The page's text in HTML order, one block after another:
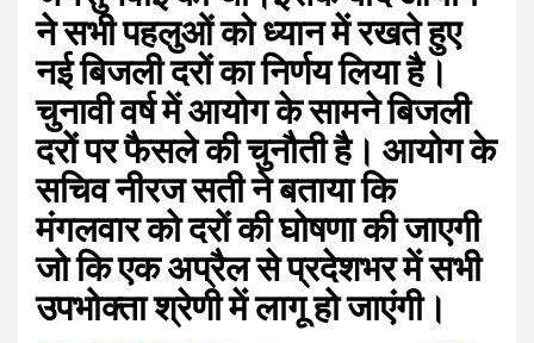
ने सभी पहलुओं को ध्यान में रखते हुए
नई बिजली दरों का निर्णय लिया है।
चुनावी वर्ष में आयोग के सामने बिजली
दरों पर फैसले की चुनौती है। आयोग के
सचिव नीरज सती ने बताया कि
मंगलवार को दरों की घोषणा की जाएगी
जो कि एक अप्रैल से प्रदेशभर में सभी
उपभोक्ता श्रेणी में लागू हो जाएंगी।